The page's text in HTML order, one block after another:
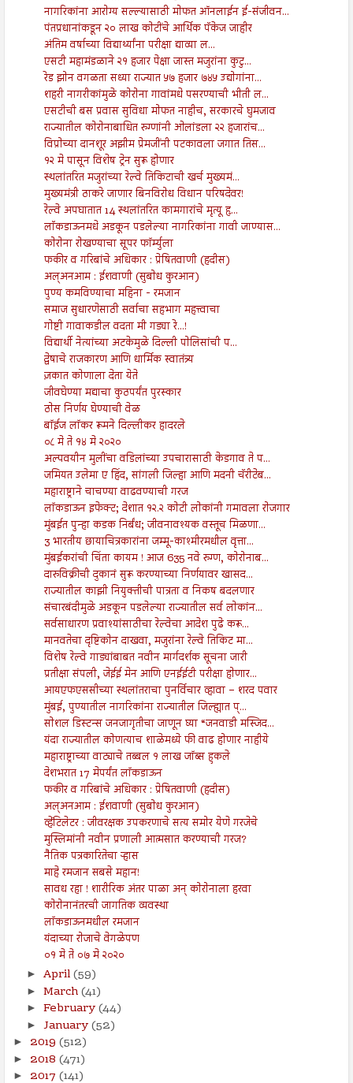
नागरिकांना आरोग्य सल्ल्यासाठी मोफत ऑनलाईन ई-संजीवन...
पंतप्रधानांकडून २० लाख कोटींचे आर्थिक पॅकेज जाहीर
अंतिम वर्षाच्या विद्यार्थ्यांना परीक्षा द्याव्या ल...
एसटी महामंडळाने २१ हजार पेक्षा जास्त मजुरांना कुटु...
रेड झोन वगळता सध्या राज्यात ५७ हजार ७४५ उद्योगांना...
शहरी नागरीकांमुळे कोरोना गावांमधे पसरण्याची भीती ल...
एसटीची बस प्रवास सुविधा मोफत नाहीच, सरकारचे घुमजाव
राज्यातील कोरोनाबाधित रुग्णांनी ओलांडला २२ हजारांच...
विप्रोच्या दानशूर अझीम प्रेमजींनी पटकावला जगात तिस...
१२ मे पासून विशेष ट्रेन सुरू होणार
स्थलांतरित मजुरांच्या रेल्वे तिकिटाची खर्च मुख्यमं...
मुख्यमंत्री ठाकरे जाणार बिनविरोध विधान परिषदेवर!
रेल्वे अपघातात 14 स्थलांतरित कामगारांचे मृत्यू हृ...
लाॅकडाऊनमधे अडकून पडलेल्या नागरिकांना गावी जाण्यास...
कोरोना रोखण्याचा सूपर फॉर्म्युला
फकीर व गरिबांचे अधिकार : प्रेषितवाणी (हदीस)
अल्अनआम : ईशवाणी (सुबोध कुरआन)
पुण्य कमविण्याचा महिना - रमजान
समाज सुधारणेसाठी सर्वाचा सहभाग महत्त्वाचा
गोष्टी गावाकडील वदता मी गड्या रे...!
विद्यार्थी नेत्यांच्या अटकेमुळे दिल्ली पोलिसांची प...
द्वेषाचे राजकारण आणि धार्मिक स्वातंत्र्य
ज़कात कोणाला देता येते
जीवघेण्या मद्याचा कुठपर्यंत पुरस्कार
ठोस निर्णय घेण्याची वेळ
बॉईज लॉकर रूमने दिल्लीकर हादरले
०८ मे ते १४ मे २०२०
अल्पवयीन मुलींचा वडिलांच्या उपचारासाठी केडगाव ते प...
जमियत उलेमा ए हिंद, सांगली जिल्हा आणि मदनी चॅरीटेब...
महाराष्ट्राने चाचण्या वाढवण्याची गरज
लॉकडाऊन इफेक्ट; देशात १२.२ कोटी लोकांनी गमावला रोजगार
मुंबईत पुन्हा कडक निर्बंध; जीवनावश्यक वस्तूच मिळणा...
3 भारतीय छायाचित्रकारांना जम्मू-काश्मीरमधील वृत्ता...
मुंबईकरांची चिंता कायम ! आज 635 नवे रुग्ण, कोरोनाब...
दारुविक्रीची दुकानं सुरू करण्याच्या निर्णयावर खासद...
राज्यातील काझी नियुक्तीची पात्रता व निकष बदलणार
संचारबंदीमुळे अडकून पडलेल्या राज्यातील सर्व लोकांन...
सर्वसाधारण प्रवाश्यांसाठीचा रेल्वेचा आदेश पुढे करू...
मानवतेचा दृष्टिकोन दाखवा, मजुरांना रेल्वे तिकिट मा...
विशेष रेल्वे गाड्यांबाबत नवीन मार्गदर्शक सूचना जारी
प्रतीक्षा संपली, जेईई मेन आणि एनईईटी परीक्षा होणार...
आयएफएससीच्या स्थलांतराचा पुनर्विचार व्हावा – शरद पवार
मुंबई, पुण्यातील नागरिकांना राज्यातील जिल्ह्यात प्...
सोशल डिस्टन्स जनजागृतीचा जाणून घ्या “जनवाडी मस्जिद...
यंदा राज्यातील कोणत्याच शाळेमध्ये फी वाढ होणार नाहीये
महाराष्ट्राच्या वाट्याचे तब्बल १ लाख जॉब्स हुकले
देशभरात 17 मेपर्यंत लॉकडाऊन
फकीर व गरिबांचे अधिकार : प्रेषितवाणी (हदीस)
अल्अनआम : ईशवाणी (सुबोध कुरआन)
व्हेंटिलेटर : जीवरक्षक उपकरणाचे सत्य समोर येणे गरजेचे
मुस्लिमांनी नवीन प्रणाली आत्मसात करण्याची गरज?
नैतिक पत्रकारितेचा ऱ्हास
माहे रमजान सबसे महान!
सावध रहा ! शारीरिक अंतर पाळा अन् कोरोनाला हरवा
कोरोनानंतरची जागतिक व्यवस्था
लॉकडाऊनमधील रमजान
यंदाच्या रोजाचे वेगळेपण
०१ मे ते ०७ मे २०२०
► April(59)
► March(41)
► February(44)
► January(52)
► 2019 (512)
► 2018 (471)
► 2017 (141)